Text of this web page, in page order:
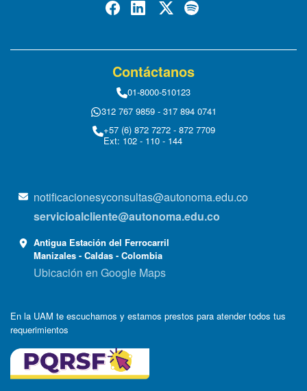
Contáctanos
01-8000-510123
312 767 9859 - 317 894 0741
+57 (6) 872 7272 - 872 7709
Ext: 102 - 110 - 144
notificacionesyconsultas@autonoma.edu.co
servicioalcliente@autonoma.edu.co
Antigua Estación del Ferrocarril
Manizales - Caldas - Colombia
Ubicación en Google Maps
En la UAM te escuchamos y estamos prestos para atender todos tus
requerimientos